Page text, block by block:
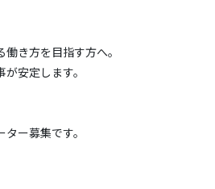
き方を目指す方へ。
安定します。
ー募集です。